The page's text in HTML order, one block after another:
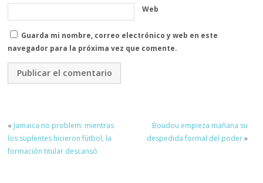
Web
Guarda mi nombre, correo electrónico y web en este
navegador para la próxima vez que comente.
« Jamaica no problem: mientras
los suplentes hicieron fútbol, la
formación titular descansó
Boudou empieza mañana su
despedida formal del poder»